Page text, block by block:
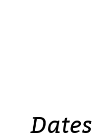
Dates